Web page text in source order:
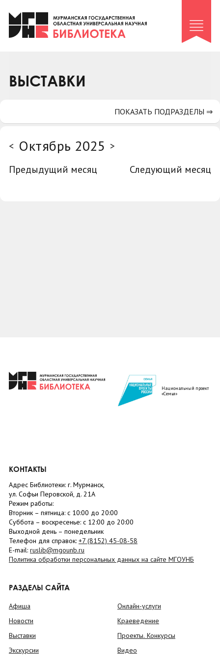
Клуб «Гиря и сельдерей»
Клуб «Семейный архив»
Коллегам
ВЫСТАВКИ
< Октябрь 2025 >
Предыдущий месяц
Следующий месяц
ПОКАЗАТЬ ПОДРАЗДЕЛЫ ⇒
Национальный проект
«Семья»
КОНТАКТЫ
Адрес Библиотеки: г. Мурманск,
ул. Софьи Перовской, д. 21А
Режим работы:
Вторник – пятница: с 10:00 до 20:00
Суббота – воскресенье: c 12:00 до 20:00
Выходной день – понедельник
Телефон для справок: +7 (8152) 45-08-58
E-mail: ruslib@mgounb.ru
Политика обработки персональных данных на сайте МГОУНБ
РАЗДЕЛЫ САЙТА
Афиша
Новости
Выставки
Экскурсии
Онлайн-услуги
Краеведение
Проекты. Конкурсы
Видео